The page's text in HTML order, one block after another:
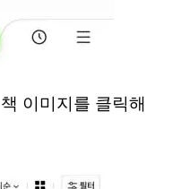
이미지를 클릭해